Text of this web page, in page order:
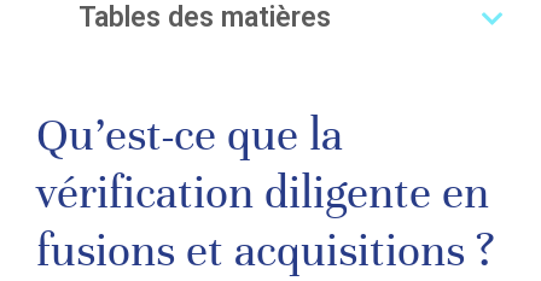
Tables des matières
Qu’est-ce que la
vérification diligente en
fusions et acquisitions ?